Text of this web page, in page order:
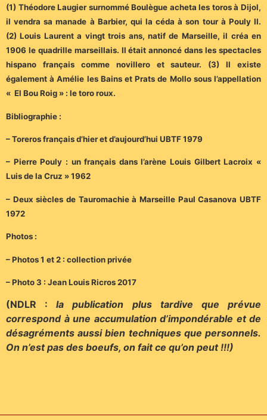
(1) Théodore Laugier surnommé Boulègue acheta les toros à Dijol,
il vendra sa manade à Barbier, qui la céda à son tour à Pouly II.
(2) Louis Laurent a vingt trois ans, natif de Marseille, il créa en
1906 le quadrille marseillais. Il était annoncé dans les spectacles
hispano français comme novillero et sauteur. (3) Il existe
également à Amélie les Bains et Prats de Mollo sous l’appellation
« El Bou Roig » : le toro roux.
Bibliographie :
– Toreros français d’hier et d’aujourd’hui UBTF 1979
– Pierre Pouly : un français dans l’arène Louis Gilbert Lacroix «
Luis de la Cruz » 1962
– Deux siècles de Tauromachie à Marseille Paul Casanova UBTF
1972
Photos :
– Photos 1 et 2 : collection privée
– Photo 3 : Jean Louis Ricros 2017
(NDLR :la publication plus tardive que prévue
correspond à une accumulation d’impondérable et de
désagréments aussi bien techniques que personnels.
On n’est pas des boeufs, on fait ce qu’on peut !!!)